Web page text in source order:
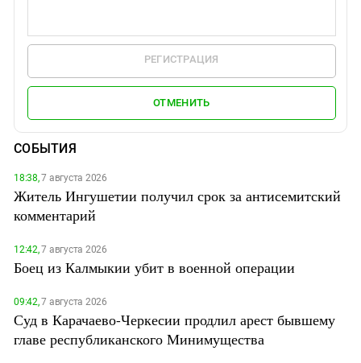
РЕГИСТРАЦИЯ
ОТМЕНИТЬ
СОБЫТИЯ
18:38,7 августа 2026
Житель Ингушетии получил срок за антисемитский
комментарий
12:42,7 августа 2026
Боец из Калмыкии убит в военной операции
09:42,7 августа 2026
Суд в Карачаево-Черкесии продлил арест бывшему
главе республиканского Минимущества